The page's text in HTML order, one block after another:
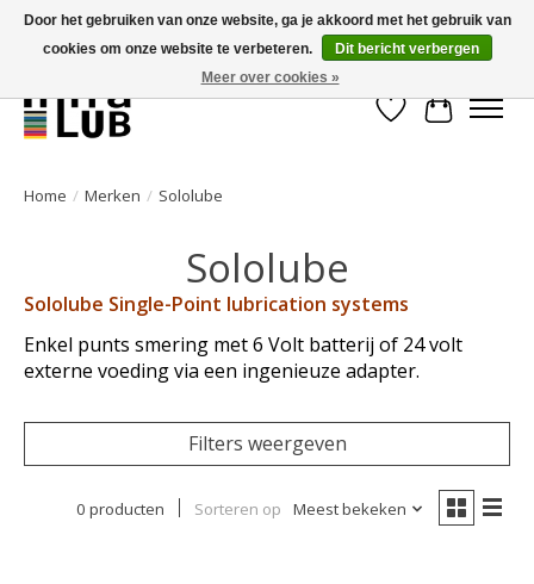
Minder stilstand, meer rendement!
Verlanglijst
Home / Merken / Sololube
Sololube
Sololube Single-Point lubrication systems
Enkel punts smering met 6 Volt batterij of 24 volt
externe voeding via een ingenieuze adapter.
Filters weergeven
0 producten Sorteren op Meest bekeken
Door het gebruiken van onze website, ga je akkoord met het gebruik van
cookies om onze website te verbeteren.
Dit bericht verbergen
Meer over cookies »